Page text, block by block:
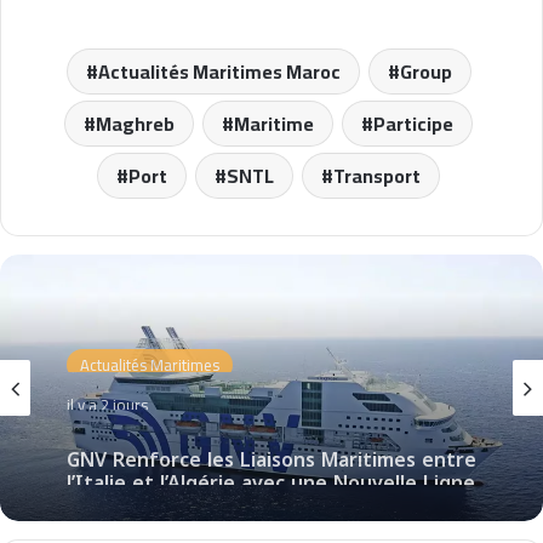
Actualités Maritimes Maroc
Group
Maghreb
Maritime
Participe
Port
SNTL Transport
Actualités Maritimes
il y a 2 jours
GNV Renforce les Liaisons Maritimes entre
l’Italie et l’Algérie avec une Nouvelle Ligne
Civitavecchia – Annaba